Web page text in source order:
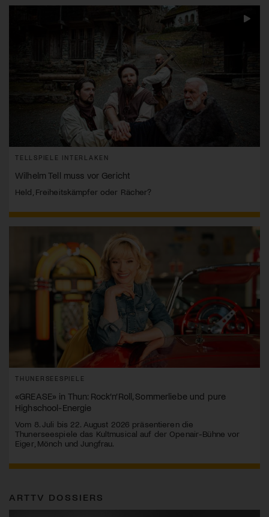
TELLSPIELE INTERLAKEN
Wilhelm Tell muss vor Gericht
Held, Freiheitskämpfer oder Rächer?
THUNERSEESPIELE
«GREASE» in Thun: Rock’n’Roll, Sommerliebe und pure
Highschool-Energie
Vom 8. Juli bis 22. August 2026 präsentieren die
Thunerseespiele das Kultmusical auf der Openair-Bühne vor
Eiger, Mönch und Jungfrau.
ARTTV DOSSIERS